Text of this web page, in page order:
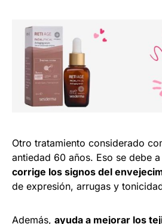
Otro tratamiento considerado
antiedad 60 años. Eso se debe
corrige los signos del
de expresión, arrugas y
Además, ayuda a mejorar los